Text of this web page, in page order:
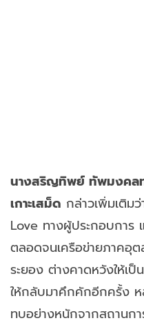
นางสริญทิพย์ ทัพมงคล
เกาะเสม็ด กล่าวเพิ่มเติม
Love ทางผู้ประกอบการ
ตลอดจนเครือข่ายภาคอุ
ระยอง ต่างคาดหวังให้เ
ให้กลับมาคึกคักอีกครั้ง
ทบอย่างหนักจากสถานก